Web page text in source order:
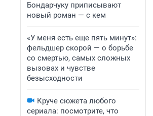
Бондарчуку приписывают
новый роман — с кем
«У меня есть еще пять минут»:
фельдшер скорой — о борьбе
со смертью, самых сложных
вызовах и чувстве
безысходности
Круче сюжета любого
сериала: посмотрите, что